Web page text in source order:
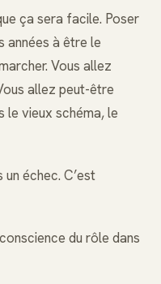
ça sera facile. Poser
années à être le
Vous allez
allez peut-être
le vieux schéma, le
un échec. C’est
du rôle dans